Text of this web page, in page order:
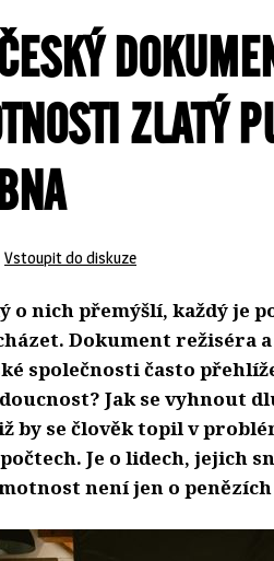
ZLATÝ
Vstoupit do diskuze
o nich přemýšlí, každý je
Dokument režiséra
společnosti často
Jak se vyhnout
by se člověk topil v
Je o lidech, jejich
není jen o penězích